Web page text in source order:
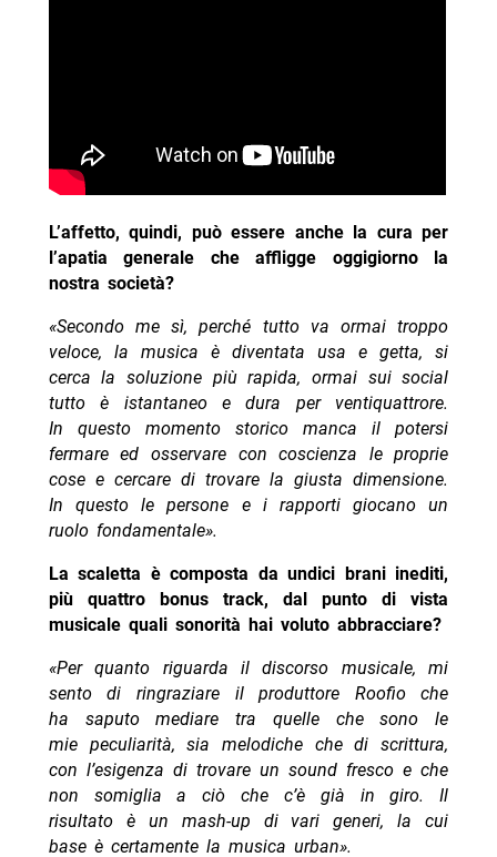
L’affetto, quindi, può essere anche la cura per
l’apatia generale che affligge oggigiorno la
nostra società?
«Secondo me sì, perché tutto va ormai troppo
veloce, la musica è diventata usa e getta, si
cerca la soluzione più rapida, ormai sui social
tutto è istantaneo e dura per ventiquattrore.
In questo momento storico manca il potersi
fermare ed osservare con coscienza le proprie
cose e cercare di trovare la giusta dimensione.
In questo le persone e i rapporti giocano un
ruolo fondamentale».
La scaletta è composta da undici brani inediti,
più quattro bonus track, dal punto di vista
musicale quali sonorità hai voluto abbracciare?
«Per quanto riguarda il discorso musicale, mi
sento di ringraziare il produttore Roofio che
ha saputo mediare tra quelle che sono le
mie peculiarità, sia melodiche che di scrittura,
con l’esigenza di trovare un sound fresco e che
non somiglia a ciò che c’è già in giro. Il
risultato è un mash-up di vari generi, la cui
base è certamente la musica urban».